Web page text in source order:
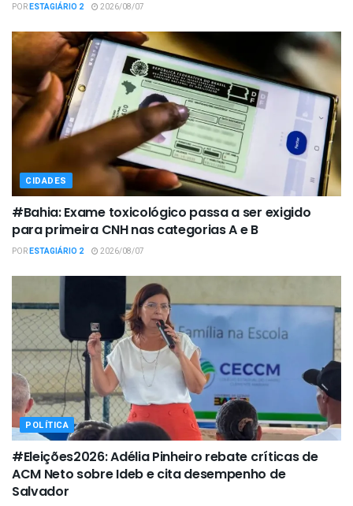
PORESTAGIÁRIO 2 2026/08/07
CIDADES
#Bahia: Exame toxicológico passa a ser exigido
para primeira CNH nas categorias A e B
PORESTAGIÁRIO 2 2026/08/07
POLÍTICA
#Eleições2026: Adélia Pinheiro rebate críticas de
ACM Neto sobre Ideb e cita desempenho de
Salvador